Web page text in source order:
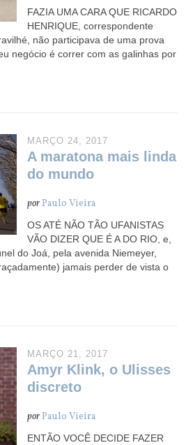
FAZIA UMA CARA QUE RICARDO
HENRIQUE, correspondente
não participava de uma prova
negócio é correr com as galinhas por
MARÇO 24, 2017
A maratona mais linda
do mundo
porPaulo Vieira
OS ATÉ NÃO TÃO UFANISTAS
VÃO DIZER QUE É A DO RIO, e,
do Joá, pela avenida Niemeyer,
jamais perder de vista o
MARÇO 21, 2017
Amyr Klink, o Ulisses
discreto
porPaulo Vieira
ENTÃO VOCÊ DECIDE FAZER